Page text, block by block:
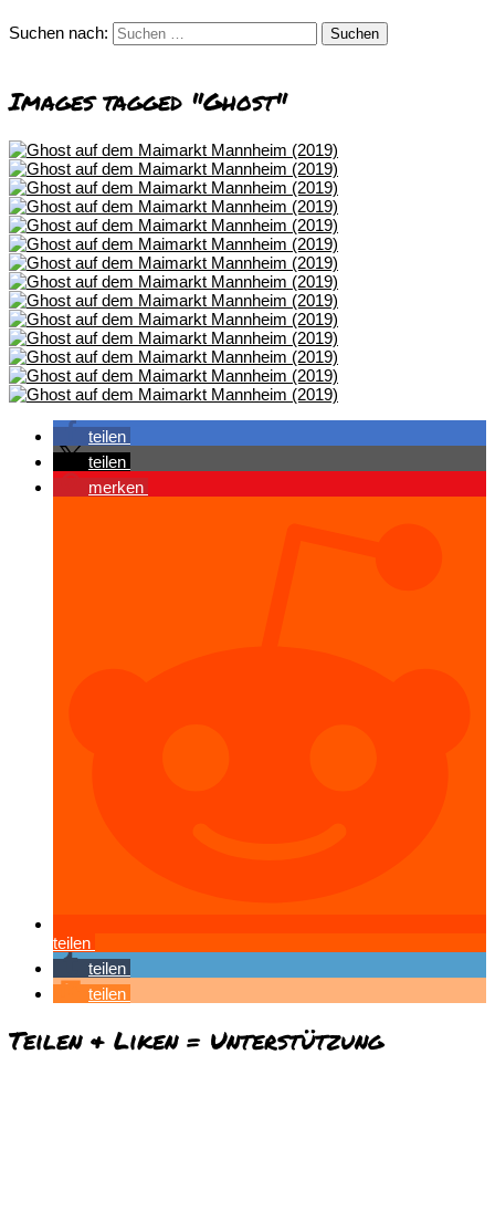
Suchen nach:
Images tagged "Ghost"
teilen
teilen
merken
teilen
teilen
teilen
Teilen & Liken = Unterstützung